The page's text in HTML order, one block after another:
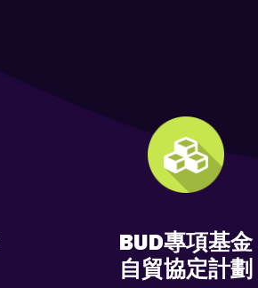
BUD專項基金
自貿協定計劃